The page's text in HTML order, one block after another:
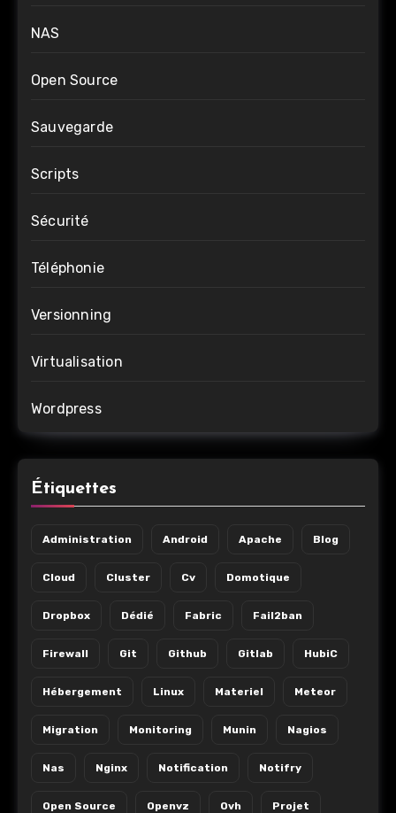
NAS
Open Source
Sauvegarde
Scripts
Sécurité
Téléphonie
Versionning
Virtualisation
Wordpress
Étiquettes
Administration Android Apache Blog
Cloud Cluster Cv Domotique
Dropbox Dédié Fabric Fail2ban
Firewall Git Github Gitlab HubiC
Hébergement Linux Materiel Meteor
Migration Monitoring Munin Nagios
Nas Nginx Notification Notifry
Open Source Openvz Ovh Projet